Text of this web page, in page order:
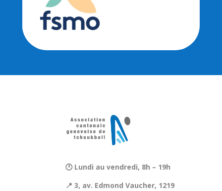
🕐 Lundi au vendredi, 8h – 19h
📍 3, av. Edmond Vaucher, 1219